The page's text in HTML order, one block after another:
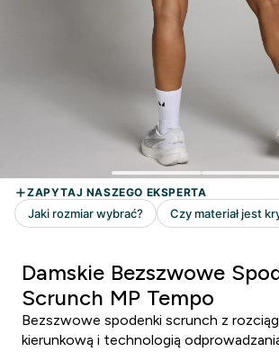
Damskie Bezszwowe
Scrunch MP Tempo
Bezszwowe spodenki scrunch z
kierunkową i technologią